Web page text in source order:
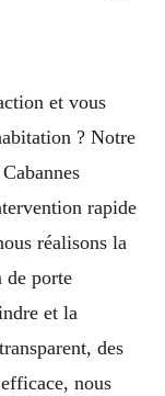
et vous
? Notre
rapide
réalisons la
de porte
et la
des
nous